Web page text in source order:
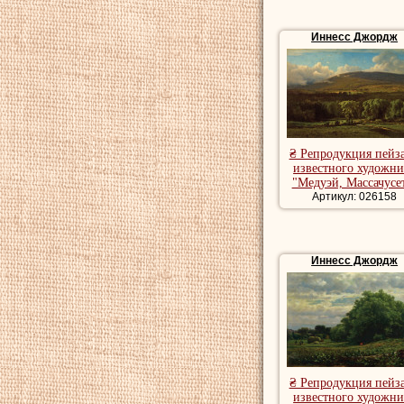
Иннесс Джордж
₴ Репродукция
известного
"Медуэй,
Артикул: 026158
Иннесс Джордж
₴ Репродукция
известного